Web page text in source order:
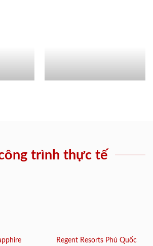
trình thực tế
Regent Resorts Phú Quốc